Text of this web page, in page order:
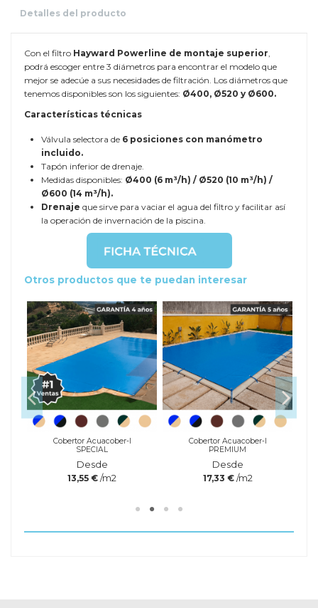
Detalles del producto
Con el filtro Hayward Powerline de montaje superior,
podrá escoger entre 3 diámetros para encontrar el modelo que
mejor se adecúe a sus necesidades de filtración. Los diámetros que
tenemos disponibles son los siguientes: Ø400, Ø520 y Ø600.
Características técnicas
Válvula selectora de 6 posiciones con manómetro
incluido.
Tapón inferior de drenaje.
Medidas disponibles: Ø400 (6 m³/h) / Ø520 (10 m³/h) /
Ø600 (14 m³/h).
Drenaje que sirve para vaciar el agua del filtro y facilitar así
la operación de invernación de la piscina.
Otros productos que te puedan interesar
Cobertor Acuacober-I
SPECIAL
Desde
13,55 € /m2
Cobertor Acuacober-I
PREMIUM
Desde
17,33 € /m2